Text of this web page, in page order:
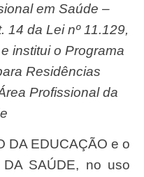
em Saúde –
14 da Lei nº 11.129,
institui o Programa
Residências
Profissional da
DA SAÚDE, no uso